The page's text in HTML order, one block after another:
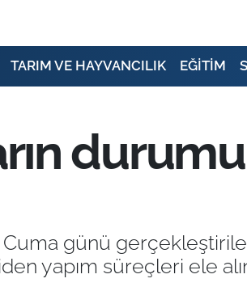
TARIM VE HAYVANCILIK EĞİTİM
günü
yapım süreçleri ele